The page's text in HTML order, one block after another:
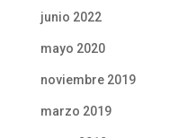
junio 2022
mayo 2020
noviembre 2019
marzo 2019